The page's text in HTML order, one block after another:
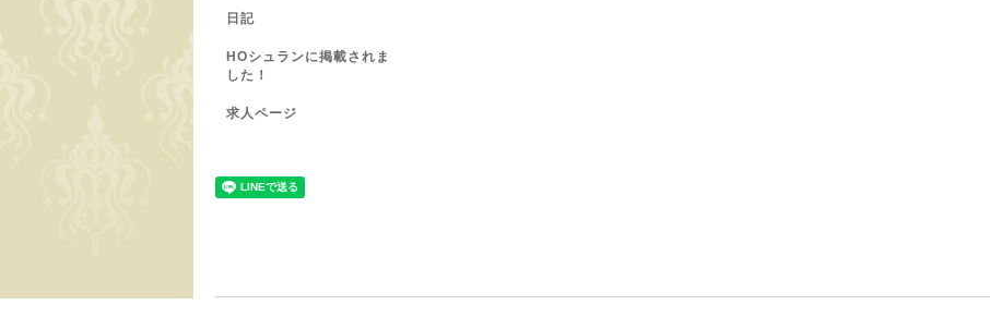
日記
HOシュランに掲載されま
した！
求人ページ